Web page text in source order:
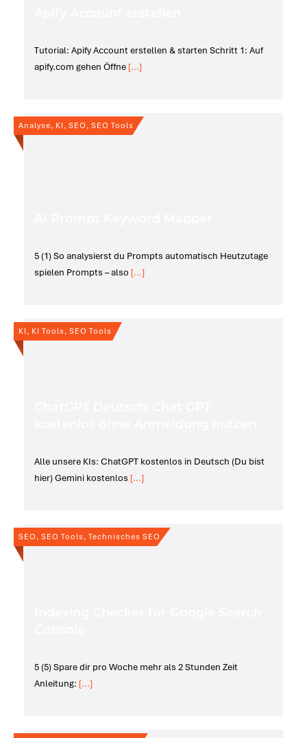
Tutorial: Apify Account erstellen & starten Schritt 1: Auf
apify.com gehen Öffne [...]
Analyse, KI, SEO, SEO Tools
5 (1) So analysierst du Prompts automatisch Heutzutage
spielen Prompts – also [...]
KI, KI Tools, SEO Tools
Alle unsere KIs: ChatGPT kostenlos in Deutsch (Du bist
hier) Gemini kostenlos [...]
SEO, SEO Tools, Technisches SEO
5 (5) Spare dir pro Woche mehr als 2 Stunden Zeit
Anleitung: [...]